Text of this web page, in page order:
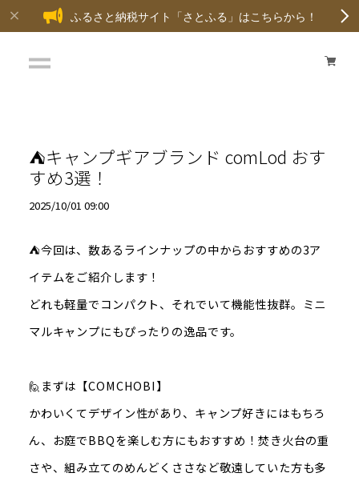
ふるさと納税サイト「さとふる」はこちらから！
⛺キャンプギアブランド comLod おす
すめ3選！
2025/10/01 09:00
⛺今回は、数あるラインナップの中からおすすめの3ア
イテムをご紹介します！
どれも軽量でコンパクト、それでいて機能性抜群。ミニ
マルキャンプにもぴったりの逸品です。
🙋まずは【COMCHOBI】
かわいくてデザイン性があり、キャンプ好きにはもちろ
ん、お庭でBBQを楽しむ方にもおすすめ！焚き火台の重
さや、組み立てのめんどくささなど敬遠していた方も多